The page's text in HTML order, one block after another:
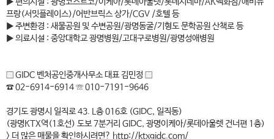
프랑(서밋플레이스)/어반브릭스 상가/CGV /호텔 등
▶ 주변환경 : 새물공원 및 수변공원/광명동굴/기형도 문학공원 산책로 등
▶ 의료시설 : 중앙대학교 광명병원/고대구로병원/광명성애병원
▒ GIDC 벤처공인중개사무소 대표 김민정 ▒
☎ 02-6914-6914 ☏ 010-7191-9646
경기도 광명시 일직로 43. L층 016호 (GIDC, 일직동)
(광명KTX역(1호선) 도보 7분거리 GIDC, 광명이케아/롯데아울렛 건너편 1층)
> 더 많은 매물을 확인하시려면? http://ktxgidc.com/